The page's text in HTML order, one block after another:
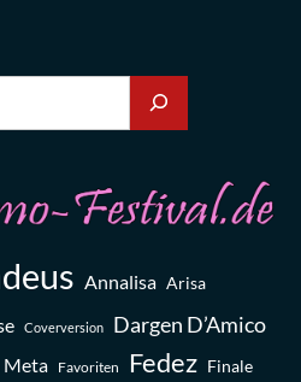
Annalisa Arisa
Coverversion Dargen D’Amico
Meta Favoriten Fedez Finale